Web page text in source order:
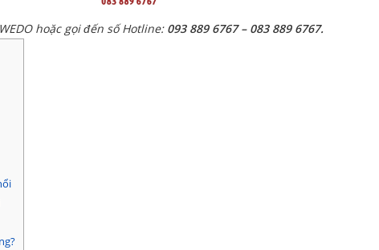
hoặc gọi đến số Hotline: 093 889 6767 – 083 889 6767.